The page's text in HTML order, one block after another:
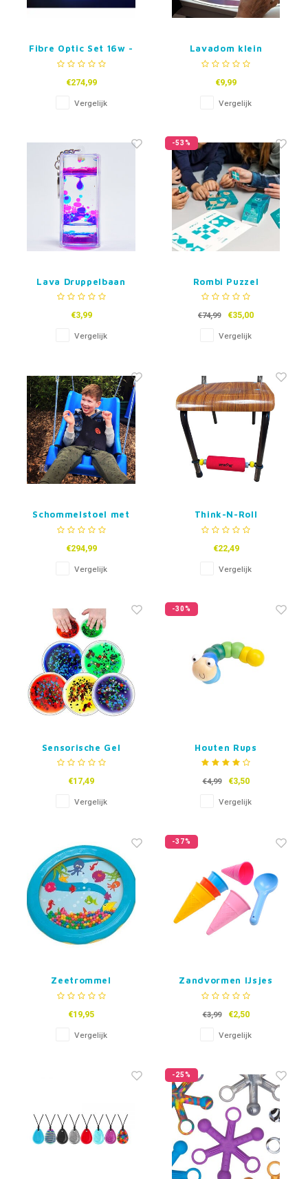
Fibre Optic Set 16w -
100 tails - 1,5 m
€274,99
Vergelijk
Lavadom klein
€9,99
Vergelijk
Lava Druppelbaan
Sleutelhanger
€3,99
Vergelijk
-53%
Rombi Puzzel
€74,99 €35,00
Vergelijk
Schommelstoel met
volledige
veiligheidsharnas
€294,99
Vergelijk
Think-N-Roll
Voetroller
€22,49
Vergelijk
Sensorische Gel
Cirkels
€17,49
Vergelijk
-30%
Houten Rups
schakelpuzzel - Blauw
€4,99 €3,50
Vergelijk
Zeetrommel
€19,95
Vergelijk
-37%
Zandvormen IJsjes
€3,99 €2,50
Vergelijk
-25%